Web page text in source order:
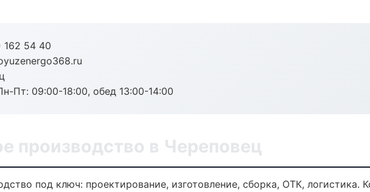
162 54 40
Пт: 09:00-18:00, обед 13:00-14:00
производство в Череповец
под ключ: проектирование, изготовление, сборка, ОТК, логистика.